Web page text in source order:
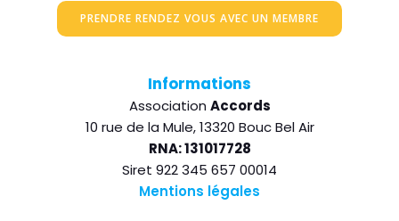
PRENDRE RENDEZ VOUS AVEC UN MEMBRE
Informations
Association Accords
10 rue de la Mule, 13320 Bouc Bel Air
RNA: 131017728
Siret 922 345 657 00014
Mentions légales